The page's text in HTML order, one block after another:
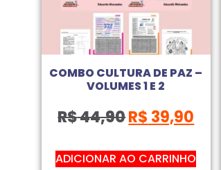
COMBO CULTURA DE PAZ –
VOLUMES 1 E 2
R$44,90R$ 39,90
ADICIONAR AO CARRINHO